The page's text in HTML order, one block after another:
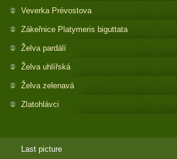
Veverka Prévostova
Zákeřnice Platymeris biguttata
Želva pardálí
Želva uhlířská
Želva zelenavá
Zlatohlávci
Last picture